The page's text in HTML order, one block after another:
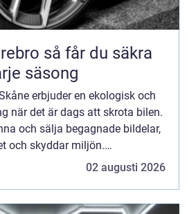
du säkra
säsong
erbjuder en ekologisk och
när det är dags att skrota bilen.
och sälja begagnade bildelar,
och skyddar miljön.
ock...
02 augusti 2026